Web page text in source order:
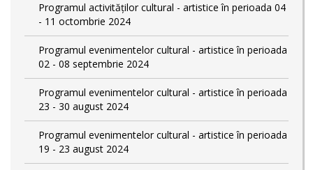
Programul activităților cultural - artistice în perioada 04
- 11 octombrie 2024
Programul evenimentelor cultural - artistice în perioada
02 - 08 septembrie 2024
Programul evenimentelor cultural - artistice în perioada
23 - 30 august 2024
Programul evenimentelor cultural - artistice în perioada
19 - 23 august 2024